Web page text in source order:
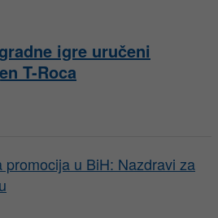
igre uručeni
T-Roca